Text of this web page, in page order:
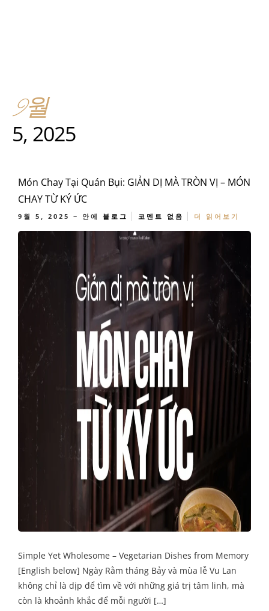
9월
5, 2025
Món Chay Tại Quán Bụi: GIẢN DỊ MÀ TRÒN VỊ – MÓN
CHAY TỪ KÝ ỨC
9월 5, 2025 ~ 안에 블로그 코멘트 없음 더 읽어보기
Simple Yet Wholesome – Vegetarian Dishes from Memory
[English below] Ngày Rằm tháng Bảy và mùa lễ Vu Lan
không chỉ là dịp để tìm về với những giá trị tâm linh, mà
còn là khoảnh khắc để mỗi người […]